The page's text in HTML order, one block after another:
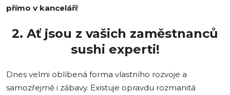
přímo v kanceláři!
2. Ať jsou z vašich zaměstnanců
sushi experti!
Dnes velmi oblíbená forma vlastního rozvoje a
samozřejmě i zábavy. Existuje opravdu rozmanitá